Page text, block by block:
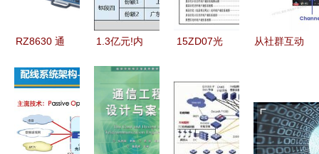
RZ8630 通
计概述及关
键要点
1.3亿元!内
区通信工程
设计服务集
采项目开标
15ZD07光
工程图集
免费下载与
设计核心解
析
从社群互动
品的通信工
程智慧